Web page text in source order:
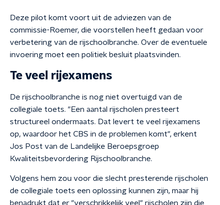
Deze pilot komt voort uit de adviezen van de
commissie-Roemer, die voorstellen heeft gedaan voor
verbetering van de rijschoolbranche. Over de eventuele
invoering moet een politiek besluit plaatsvinden.
Te veel rijexamens
De rijschoolbranche is nog niet overtuigd van de
collegiale toets. "Een aantal rijscholen presteert
structureel ondermaats. Dat levert te veel rijexamens
op, waardoor het CBS in de problemen komt", erkent
Jos Post van de Landelijke Beroepsgroep
Kwaliteitsbevordering Rijschoolbranche.
Volgens hem zou voor die slecht presterende rijscholen
de collegiale toets een oplossing kunnen zijn, maar hij
benadrukt dat er "verschrikkelijk veel" rijscholen zijn die